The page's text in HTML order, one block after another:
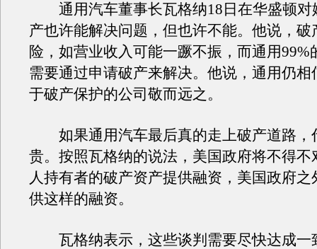
通用汽车董事长瓦格纳18日在华盛顿对
产也许能解决问题，但也许不能。他说，破
险，如营业收入可能一蹶不振，而通用99%
需要通过申请破产来解决。他说，通用仍相
于破产保护的公司敬而远之。
如果通用汽车最后真的走上破产道路，
贵。按照瓦格纳的说法，美国政府将不得不
人持有者的破产资产提供融资，美国政府之
供这样的融资。
瓦格纳表示，这些谈判需要尽快达成一